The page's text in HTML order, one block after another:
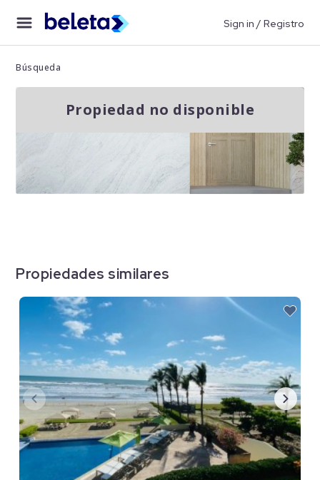
Sign in / Registro
Búsqueda
Propiedad no disponible
Propiedades similares